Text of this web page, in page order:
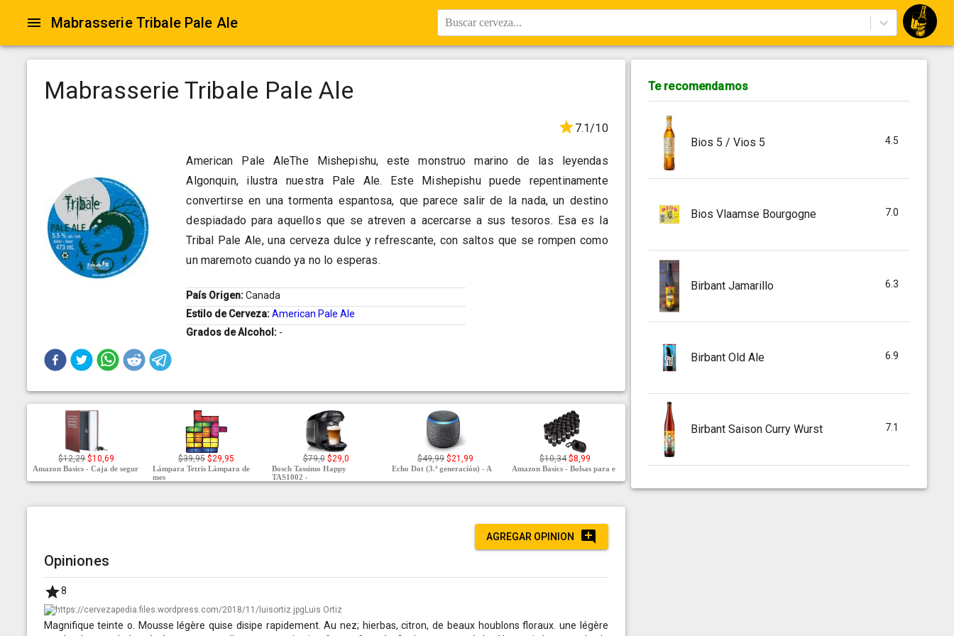
Mabrasserie Tribale Pale Ale Buscar cerveza...
Mabrasserie Tribale Pale Ale
7.1/10
American Pale AleThe Mishepishu, este monstruo marino de las leyendas
Algonquin, ilustra nuestra Pale Ale. Este Mishepishu puede repentinamente
convertirse en una tormenta espantosa, que parece salir de la nada, un destino
despiadado para aquellos que se atreven a acercarse a sus tesoros. Esa es la
Tribal Pale Ale, una cerveza dulce y refrescante, con saltos que se rompen como
un maremoto cuando ya no lo esperas.
País Origen:Canada
Estilo de Cerveza:American Pale Ale
Grados de Alcohol: -
$12,29 $10,69
Amazon Basics - Caja de segur
$39,95 $29,95
Lámpara Tetris Lámpara de
mes
$79,0 $29,0
Bosch Tassimo Happy
TAS1002 -
$49,99 $21,99
Echo Dot (3.ª generación) - A
$10,34 $8,99
Amazon Basics - Bolsas para e
AGREGAR OPINION
Opiniones
8
Luis Ortiz
Magnifique teinte o. Mousse légère quise disipe rapidement. Au nez; hierbas, citron, de beaux houblons floraux. une légère
Te recomendamos
Bios 5 / Vios 5 4.5
Bios Vlaamse Bourgogne 7.0
Birbant Jamarillo 6.3
Birbant Old Ale 6.9
Birbant Saison Curry Wurst 7.1